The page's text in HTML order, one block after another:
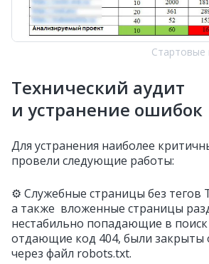
Стартовые
Технический аудит
и устранение ошибок
Для устранения наиболее
провели следующие работы:
⚙️ Служебные страницы без тегов
а также вложенные страницы
нестабильно попадающие в
отдающие код 404, были закрыты
через файл robots.txt.